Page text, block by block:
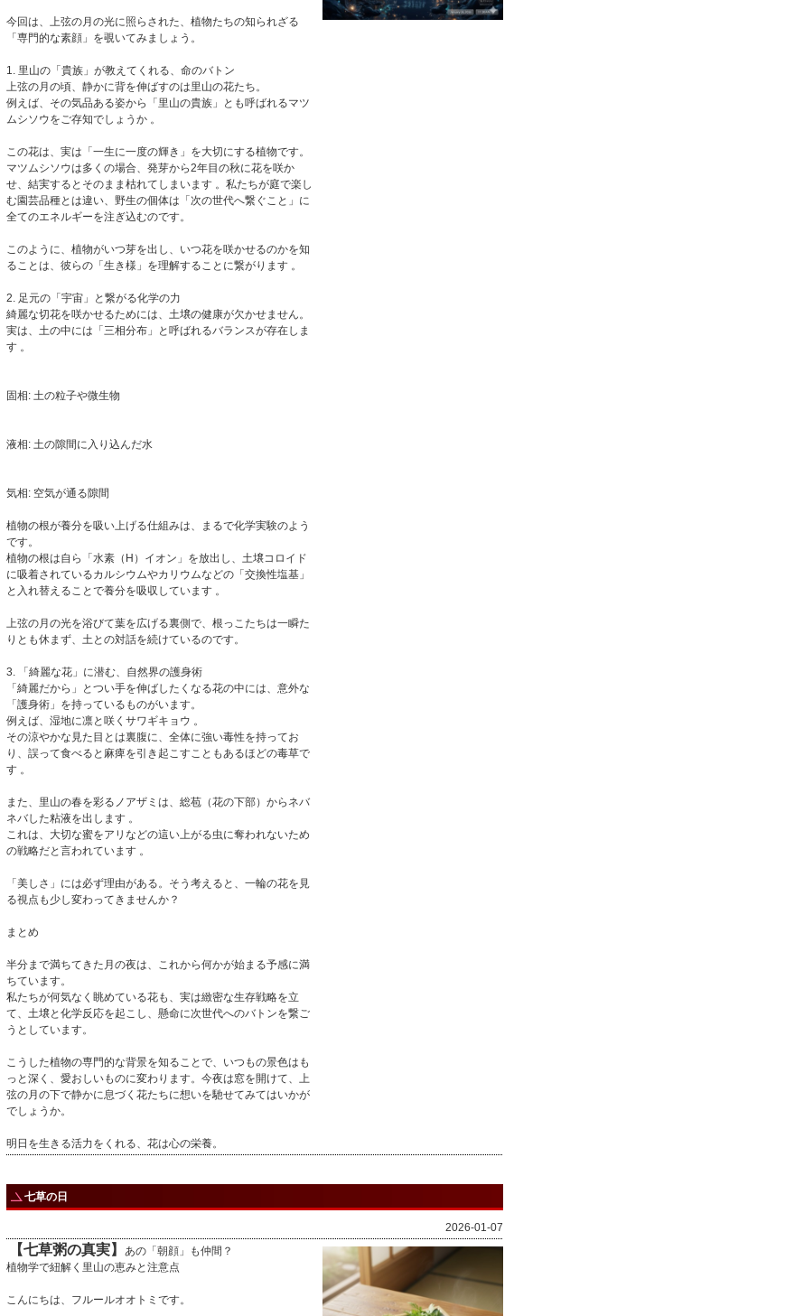
今回は、上弦の月の光に照らされた、植物たちの知られざる
「専門的な素顔」を覗いてみましょう。
1. 里山の「貴族」が教えてくれる、命のバトン
上弦の月の頃、静かに背を伸ばすのは里山の花たち。
例えば、その気品ある姿から「里山の貴族」とも呼ばれるマツ
ムシソウをご存知でしょうか 。
この花は、実は「一生に一度の輝き」を大切にする植物です。
マツムシソウは多くの場合、発芽から2年目の秋に花を咲か
せ、結実するとそのまま枯れてしまいます 。私たちが庭で楽し
む園芸品種とは違い、野生の個体は「次の世代へ繋ぐこと」に
全てのエネルギーを注ぎ込むのです。
このように、植物がいつ芽を出し、いつ花を咲かせるのかを知
ることは、彼らの「生き様」を理解することに繋がります 。
2. 足元の「宇宙」と繋がる化学の力
綺麗な切花を咲かせるためには、土壌の健康が欠かせません。
実は、土の中には「三相分布」と呼ばれるバランスが存在しま
す 。
固相: 土の粒子や微生物
液相: 土の隙間に入り込んだ水
気相: 空気が通る隙間
植物の根が養分を吸い上げる仕組みは、まるで化学実験のよう
です。
植物の根は自ら「水素（H）イオン」を放出し、土壌コロイド
に吸着されているカルシウムやカリウムなどの「交換性塩基」
と入れ替えることで養分を吸収しています 。
上弦の月の光を浴びて葉を広げる裏側で、根っこたちは一瞬た
りとも休まず、土との対話を続けているのです。
3. 「綺麗な花」に潜む、自然界の護身術
「綺麗だから」とつい手を伸ばしたくなる花の中には、意外な
「護身術」を持っているものがいます。
例えば、湿地に凛と咲くサワギキョウ 。
その涼やかな見た目とは裏腹に、全体に強い毒性を持ってお
り、誤って食べると麻痺を引き起こすこともあるほどの毒草で
す 。
また、里山の春を彩るノアザミは、総苞（花の下部）からネバ
ネバした粘液を出します 。
これは、大切な蜜をアリなどの這い上がる虫に奪われないため
の戦略だと言われています 。
「美しさ」には必ず理由がある。そう考えると、一輪の花を見
る視点も少し変わってきませんか？
まとめ
半分まで満ちてきた月の夜は、これから何かが始まる予感に満
ちています。
私たちが何気なく眺めている花も、実は緻密な生存戦略を立
て、土壌と化学反応を起こし、懸命に次世代へのバトンを繋ご
うとしています。
こうした植物の専門的な背景を知ることで、いつもの景色はも
っと深く、愛おしいものに変わります。今夜は窓を開けて、上
弦の月の下で静かに息づく花たちに想いを馳せてみてはいかが
でしょうか。
明日を生きる活力をくれる、花は心の栄養。
七草の日
2026-01-07
【七草粥の真実】
あの「朝顔」も仲間？
植物学で紐解く里山の恵みと注意点
こんにちは、フルールオオトミです。